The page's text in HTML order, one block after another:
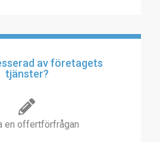
av företagets
tjänster?
en offertförfrågan